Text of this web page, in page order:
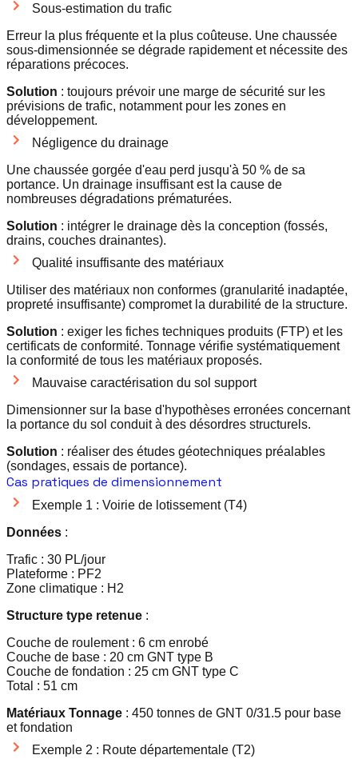
Sous-estimation du trafic
Erreur la plus fréquente et la plus coûteuse. Une chaussée
sous-dimensionnée se dégrade rapidement et nécessite des
réparations précoces.
Solution : toujours prévoir une marge de sécurité sur les
prévisions de trafic, notamment pour les zones en
développement.
Négligence du drainage
Une chaussée gorgée d'eau perd jusqu'à 50 % de sa
portance. Un drainage insuffisant est la cause de
nombreuses dégradations prématurées.
Solution : intégrer le drainage dès la conception (fossés,
drains, couches drainantes).
Qualité insuffisante des matériaux
Utiliser des matériaux non conformes (granularité inadaptée,
propreté insuffisante) compromet la durabilité de la structure.
Solution : exiger les fiches techniques produits (FTP) et les
certificats de conformité. Tonnage vérifie systématiquement
la conformité de tous les matériaux proposés.
Mauvaise caractérisation du sol support
Dimensionner sur la base d'hypothèses erronées concernant
la portance du sol conduit à des désordres structurels.
Solution : réaliser des études géotechniques préalables
(sondages, essais de portance).
Cas pratiques de dimensionnement
Exemple 1 : Voirie de lotissement (T4)
Données :
Trafic : 30 PL/jour
Plateforme : PF2
Zone climatique : H2
Structure type retenue :
Couche de roulement : 6 cm enrobé
Couche de base : 20 cm GNT type B
Couche de fondation : 25 cm GNT type C
Total : 51 cm
Matériaux Tonnage : 450 tonnes de GNT 0/31.5 pour base
et fondation
Exemple 2 : Route départementale (T2)